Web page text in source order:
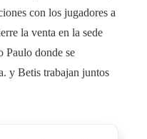
con los jugadores a
la venta en la sede
Paulo donde se
y Betis trabajan juntos